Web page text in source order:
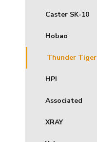
Caster SK-10
Hobao
Thunder Tiger
HPI
Associated
XRAY